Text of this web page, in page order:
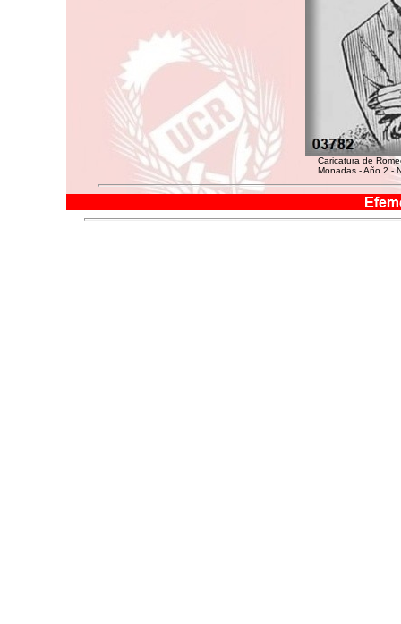
Caricatura de
Monadas - Año 2 -